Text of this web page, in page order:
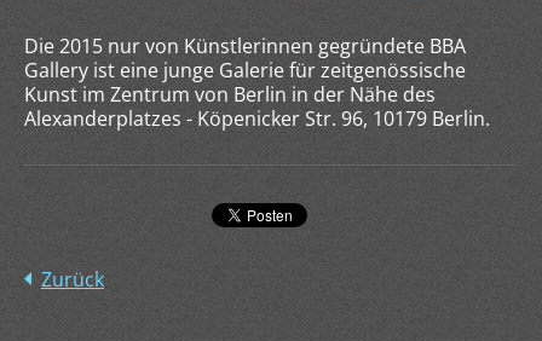
Die 2015 nur von Künstlerinnen gegründete BBA
Gallery ist eine junge Galerie für zeitgenössische
Kunst im Zentrum von Berlin in der Nähe des
Alexanderplatzes - Köpenicker Str. 96, 10179 Berlin.
Zurück